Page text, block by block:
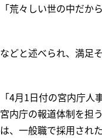
「荒々しい世の中だか
などと述べられ、満足
「4月1日付の宮内庁
宮内庁の報道体制を担
は、一般職で採用され